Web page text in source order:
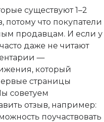
существуют 1–2
потому что покупатели
продавцам. И если у
даже не читают
—
который
страницы
советуем
отзыв, например:
поучаствовать